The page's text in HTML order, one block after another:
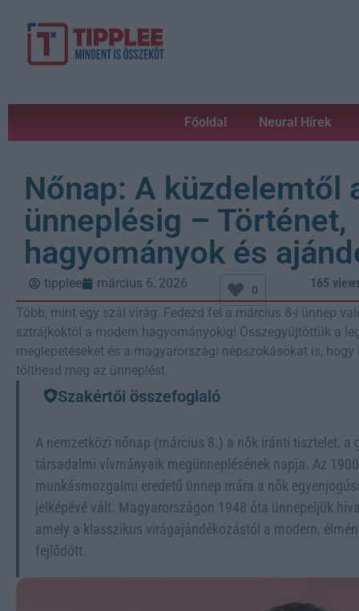
Főoldal Neural Hírek
Nőnap: A küzdelemtől
ünneplésig – Történet,
hagyományok és
tipplee március 6, 2026 0
165
Több, mint egy szál virág. Fedezd fel a március 8-i ünnep
sztrájkoktól a modern hagyományokig! Összegyűjtöttük a
meglepetéseket és a magyarországi népszokásokat is,
tölthesd meg az ünneplést.
Szakértői összefoglaló
A nemzetközi nőnap (március 8.) a nők iránti tisztelet, a
társadalmi vívmányaik megünneplésének napja. Az
munkásmozgalmi eredetű ünnep mára a nők
jelképévé vált. Magyarországon 1948 óta ünnepeljük
amely a klasszikus virágajándékozástól a modern,
fejlődött.